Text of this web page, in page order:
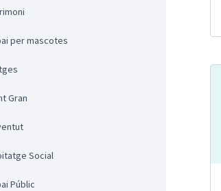
per mascotes
Gran
Social
Públic